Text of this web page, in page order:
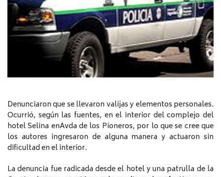
Denunciaron que se llevaron valijas y elementos personales.
Ocurrió, según las fuentes, en el interior del complejo del
hotel Selina enAvda de los Pioneros, por lo que se cree que
los autores ingresaron de alguna manera y actuaron sin
dificultad en el interior.
La denuncia fue radicada desde el hotel y una patrulla de la